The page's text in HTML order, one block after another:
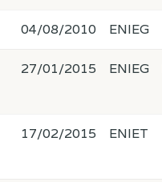
04/08/2010 ENIEG
27/01/2015 ENIEG
17/02/2015 ENIET